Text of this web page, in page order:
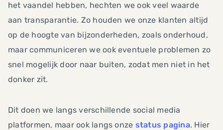
het vaandel hebben, hechten we ook veel waarde
aan transparantie. Zo houden we onze klanten altijd
op de hoogte van bijzonderheden, zoals onderhoud,
maar communiceren we ook eventuele problemen zo
snel mogelijk door naar buiten, zodat men niet in het
donker zit.
Dit doen we langs verschillende social media
platformen, maar ook langs onze status pagina. Hier